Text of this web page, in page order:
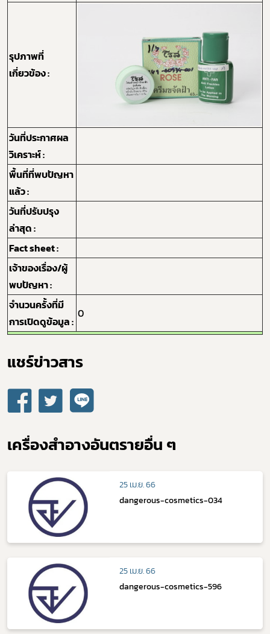
รุปภาพที่
เกี่ยวข้อง :
วันที่ประกาศผล
วิเคราะห์ :
พื้นที่ที่พบปัญหา
แล้ว :
วันที่ปรับปรุง
ล่าสุด :
Fact sheet :
เจ้าของเรื่อง/ผู้
พบปัญหา :
จำนวนครั้งที่มี
การเปิดดูข้อมูล :
0
แชร์ข่าวสาร​
เครื่องสำอางอันตรายอื่น ๆ
25 เม.ย. 66
dangerous-cosmetics-034
25 เม.ย. 66
dangerous-cosmetics-596
Subscribe
กฎหมาย